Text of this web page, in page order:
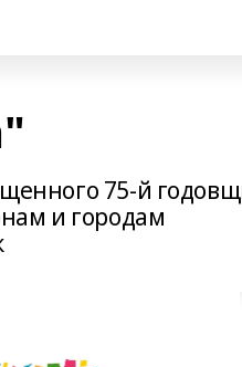
75-й
и городам